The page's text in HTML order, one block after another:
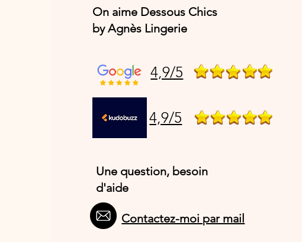
On aime Dessous Chics
by Agnès Lingerie
4,9/5
4,9/5
Une question, besoin
d'aide
Contactez-moi par mail